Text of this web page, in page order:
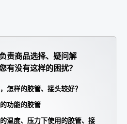
责商品选择、疑问解
有没有这样的困扰？
怎样的胶管、接头较好？
功能的胶管
温度、压力下使用的胶管、接